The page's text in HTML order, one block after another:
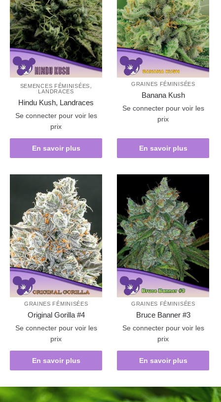
SEMENCES FÉMINISÉES,
LANDRACES
Hindu Kush, Landraces
Se connecter pour voir les
prix
En savoir plus
GRAINES FÉMINISÉES
Banana Kush
Se connecter pour voir les
prix
En savoir plus
GRAINES FÉMINISÉES
Original Gorilla #4
Se connecter pour voir les
prix
En savoir plus
GRAINES FÉMINISÉES
Bruce Banner #3
Se connecter pour voir les
prix
En savoir plus